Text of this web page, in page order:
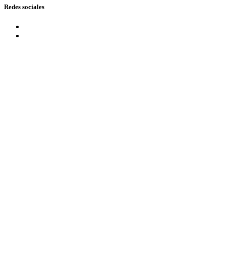
Redes sociales